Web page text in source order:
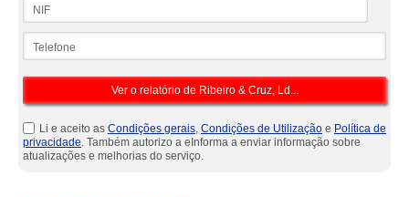
Li e aceito as Condições gerais, Condições de Utilização e Política de
privacidade. Também autorizo a eInforma a enviar informação sobre
atualizações e melhorias do serviço.